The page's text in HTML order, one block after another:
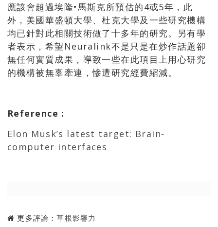
應該會超過埃隆•馬斯克所預估的4或5年，此
外，美國華盛頓大學、杜克大學及一些研究機構
均已針對此相關技術做了十多年的研究。另有學
者表示，希望Neuralink不是只是在炒作話題卻
無任何實質成果，導致一些在此項目上用心研究
的機構被無辜牽連，慘遭研究經費縮減。
Reference :
Elon Musk’s latest target: Brain-
computer interfaces
更多評論：草根影響力